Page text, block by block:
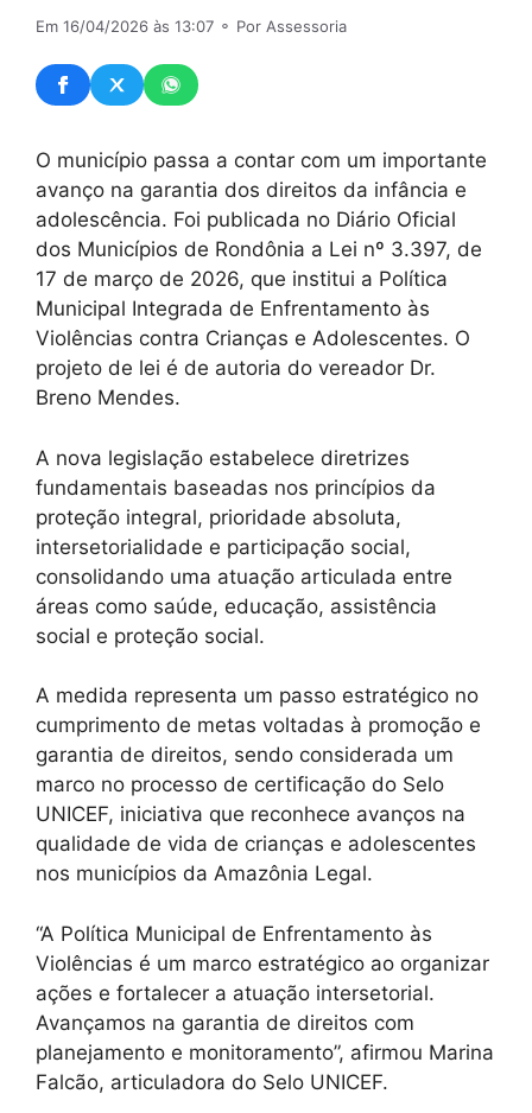
Em 16/04/2026 às 13:07 ⚬ Por Assessoria
O município passa a contar com um importante
avanço na garantia dos direitos da infância e
adolescência. Foi publicada no Diário Oficial
dos Municípios de Rondônia a Lei nº 3.397, de
17 de março de 2026, que institui a Política
Municipal Integrada de Enfrentamento às
Violências contra Crianças e Adolescentes. O
projeto de lei é de autoria do vereador Dr.
Breno Mendes.
A nova legislação estabelece diretrizes
fundamentais baseadas nos princípios da
proteção integral, prioridade absoluta,
intersetorialidade e participação social,
consolidando uma atuação articulada entre
áreas como saúde, educação, assistência
social e proteção social.
A medida representa um passo estratégico no
cumprimento de metas voltadas à promoção e
garantia de direitos, sendo considerada um
marco no processo de certificação do Selo
UNICEF, iniciativa que reconhece avanços na
qualidade de vida de crianças e adolescentes
nos municípios da Amazônia Legal.
“A Política Municipal de Enfrentamento às
Violências é um marco estratégico ao organizar
ações e fortalecer a atuação intersetorial.
Avançamos na garantia de direitos com
planejamento e monitoramento”, afirmou Marina
Falcão, articuladora do Selo UNICEF.